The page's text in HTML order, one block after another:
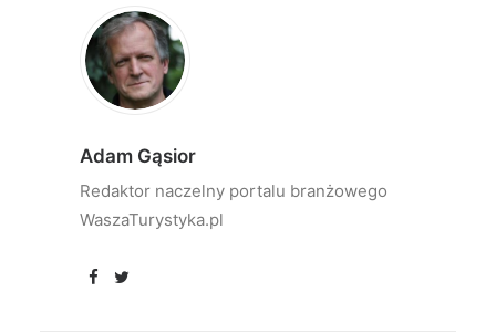
Adam Gąsior
Redaktor naczelny portalu branżowego
WaszaTurystyka.pl